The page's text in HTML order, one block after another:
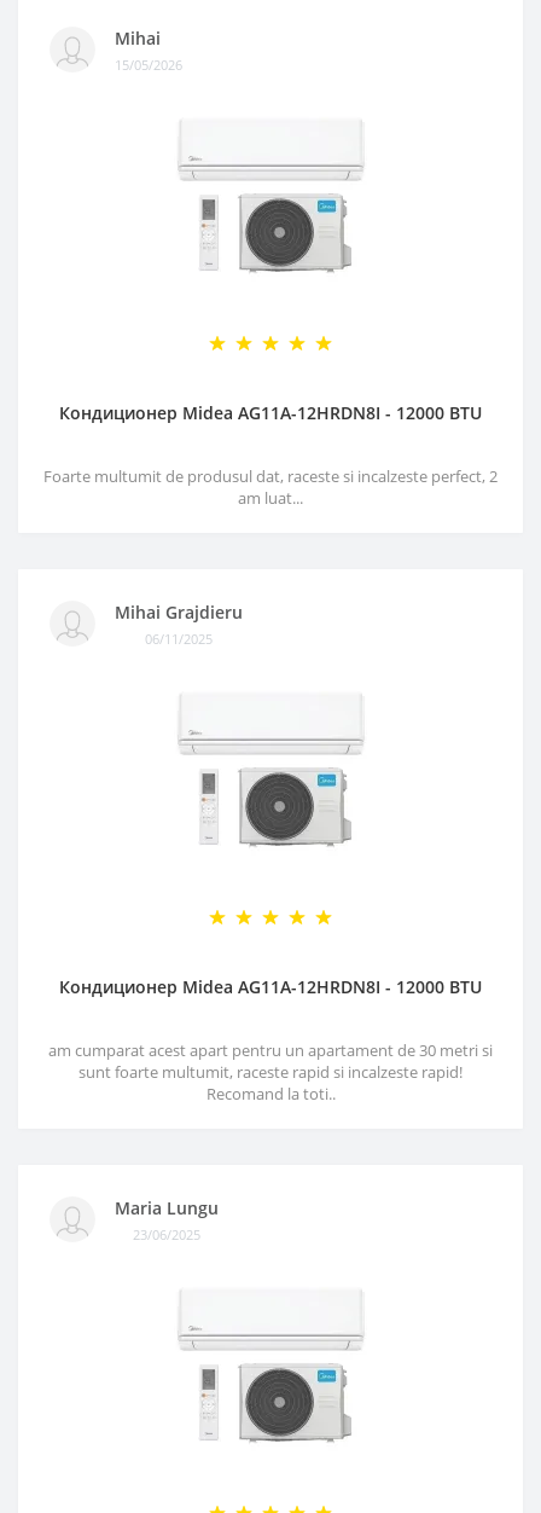
Mihai
15/05/2026
Кондиционер Midea AG11A-12HRDN8I - 12000 BTU
Foarte multumit de produsul dat, raceste si incalzeste perfect, 2
am luat...
Mihai Grajdieru
06/11/2025
Кондиционер Midea AG11A-12HRDN8I - 12000 BTU
am cumparat acest apart pentru un apartament de 30 metri si
sunt foarte multumit, raceste rapid si incalzeste rapid!
Recomand la toti..
Maria Lungu
23/06/2025